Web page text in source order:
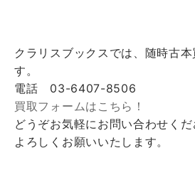
クラリスブックスでは、随時古
す。
電話 03-6407-8506
買取フォームはこちら！
どうぞお気軽にお問い合わせくだ
よろしくお願いいたします。